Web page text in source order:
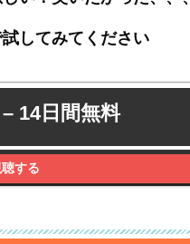
してみてください
14日間無料
する